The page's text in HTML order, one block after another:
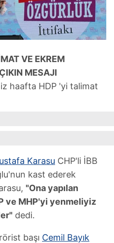
VE EKREM
MESAJI
haafta HDP 'yi talimat
Karasu CHP'li İBB
kast ederek
"Ona yapılan
ve MHP'yi yenmeliyiz
dedi.
başı Cemil Bayık